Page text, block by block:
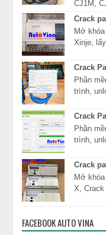
CJ1M,
CJ1G-
Crack
Mở
Xinje,
Crack
Phần
trình,
DL130,
Crack
Phần
trình,
dịc...
Crack
Mở
X, Crack
FACEBOOK AUTO VINA